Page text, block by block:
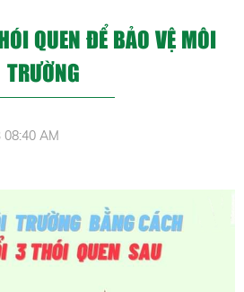
QUEN ĐỂ BẢO VỆ MÔI
TRƯỜNG
08:40 AM